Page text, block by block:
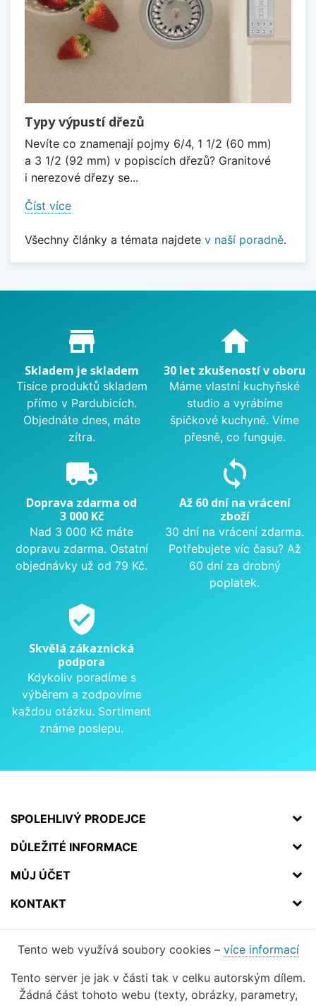
Typy výpustí dřezů
Nevíte co znamenají pojmy 6/4, 1 1/2 (60 mm)
a 3 1/2 (92 mm) v popiscích dřezů? Granitové
i nerezové dřezy se...
Číst více
Všechny články a témata najdete v naší poradně.
Proč nakupovat u nás?
store_mall_directory
Skladem je skladem
Tisíce produktů skladem
přímo v Pardubicích.
Objednáte dnes, máte
zítra.
home
30 let zkušeností v oboru
Máme vlastní kuchyňské
studio a vyrábíme
špičkové kuchyně. Víme
přesně, co funguje.
local_shipping
Doprava zdarma od
3 000 Kč
Nad 3 000 Kč máte
dopravu zdarma. Ostatní
objednávky už od 79 Kč.
sync
Až 60 dní na vrácení
zboží
30 dní na vrácení zdarma.
Potřebujete víc času? Až
60 dní za drobný
poplatek.
verified_user
Skvělá zákaznická
podpora
Kdykoliv poradíme s
výběrem a zodpovíme
každou otázku. Sortiment
známe poslepu.
SPOLEHLIVÝ PRODEJCE
DŮLEŽITÉ INFORMACE
MŮJ ÚČET
KONTAKT
Tento web využívá soubory cookies – více informací
Tento server je jak v části tak v celku autorským dílem.
Žádná část tohoto webu (texty, obrázky, parametry,